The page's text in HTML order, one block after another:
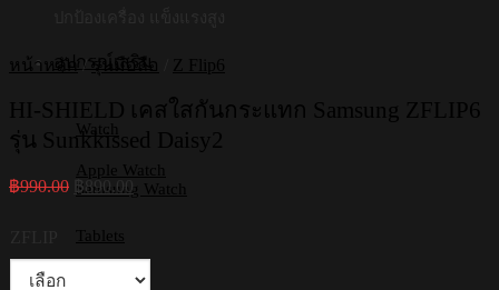
อุปกรณ์เสริม
Watch
Apple Watch
Samsung Watch
Tablets
หน้าหลัก / รุ่นมือถือ Z Flip6
HI-SHIELD เคสใสกันกระแทก Samsung ZFLIP6
รุ่น Sunkkissed Daisy2
฿990.00 Original
price
฿990.00.
฿ 890.00Current
price